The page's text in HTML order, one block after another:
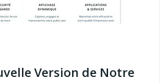
Version de Notre